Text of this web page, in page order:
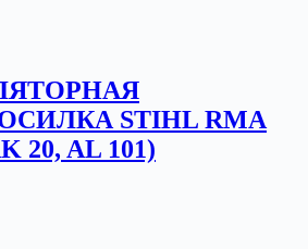
STIHL RMA
20, AL 101)